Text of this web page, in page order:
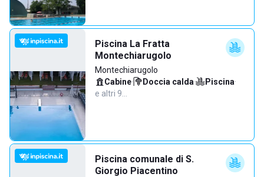
Piscina La Fratta
Montechiarugolo
Montechiarugolo
Cabine· Doccia calda· Piscina·
e altri 9…
Piscina comunale di S.
Giorgio Piacentino